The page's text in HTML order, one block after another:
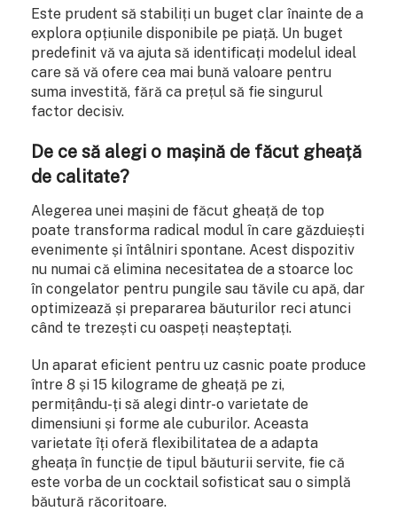
Este prudent să stabiliți un buget clar înainte de a
explora opțiunile disponibile pe piață. Un buget
predefinit vă va ajuta să identificați modelul ideal
care să vă ofere cea mai bună valoare pentru
suma investită, fără ca prețul să fie singurul
factor decisiv.
De ce să alegi o mașină de făcut gheață
de calitate?
Alegerea unei mașini de făcut gheață de top
poate transforma radical modul în care găzduiești
evenimente și întâlniri spontane. Acest dispozitiv
nu numai că elimina necesitatea de a stoarce loc
în congelator pentru pungile sau tăvile cu apă, dar
optimizează și prepararea băuturilor reci atunci
când te trezești cu oaspeți neașteptați.
Un aparat eficient pentru uz casnic poate produce
între 8 și 15 kilograme de gheață pe zi,
permițându-ți să alegi dintr-o varietate de
dimensiuni și forme ale cuburilor. Aceasta
varietate îți oferă flexibilitatea de a adapta
gheața în funcție de tipul băuturii servite, fie că
este vorba de un cocktail sofisticat sau o simplă
băutură răcoritoare.